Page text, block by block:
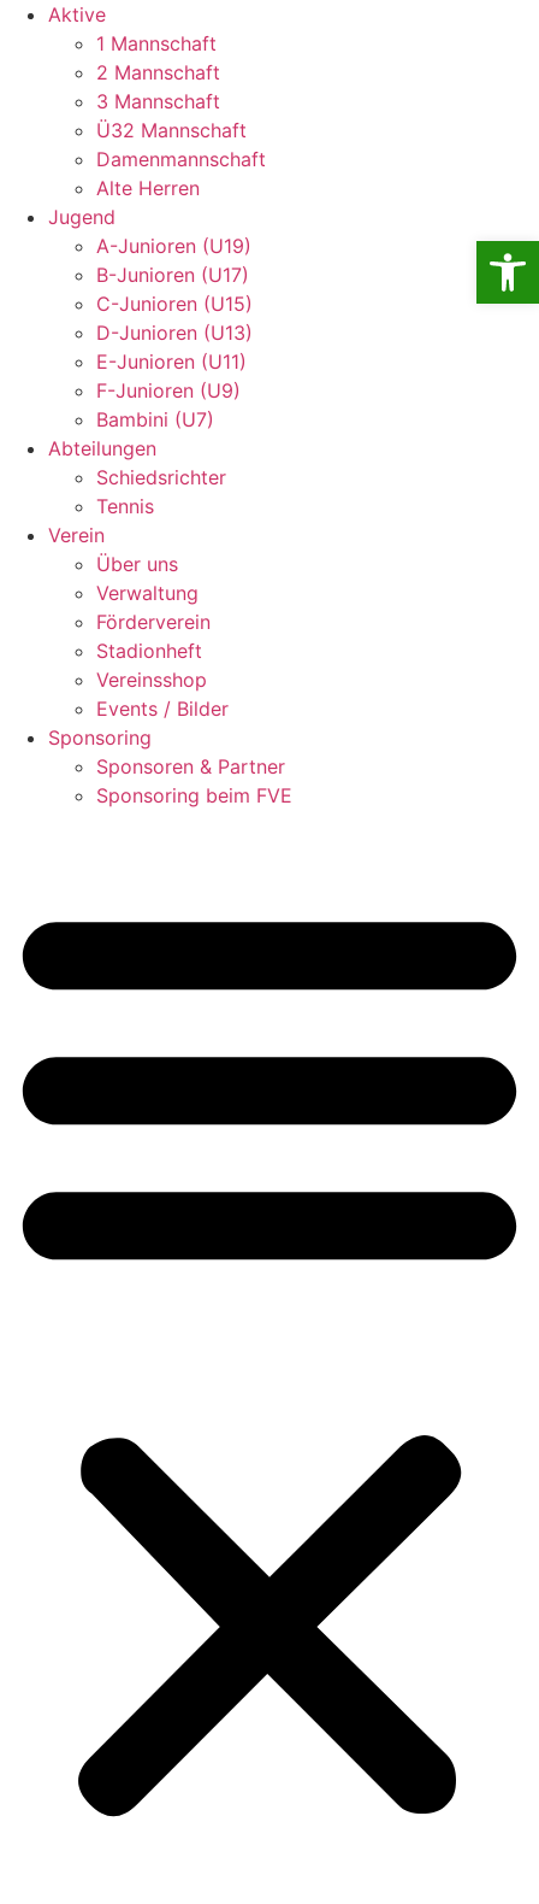
Aktive
1 Mannschaft
2 Mannschaft
3 Mannschaft
Ü32 Mannschaft
Damenmannschaft
Alte Herren
Jugend
A-Junioren (U19)
B-Junioren (U17)
C-Junioren (U15)
D-Junioren (U13)
E-Junioren (U11)
F-Junioren (U9)
Bambini (U7)
Abteilungen
Schiedsrichter
Tennis
Verein
Über uns
Verwaltung
Förderverein
Stadionheft
Vereinsshop
Events / Bilder
Sponsoring
Sponsoren & Partner
Sponsoring beim FVE